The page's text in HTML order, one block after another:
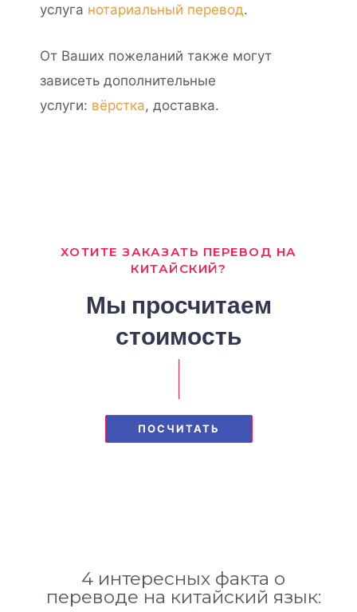
услуга нотариальный перевод.
От Ваших пожеланий также могут
зависеть дополнительные
услуги: вёрстка, доставка.
ХОТИТЕ ЗАКАЗАТЬ ПЕРЕВОД НА
КИТАЙСКИЙ?
Мы просчитаем
стоимость
ПОСЧИТАТЬ
4 интересных факта о
переводе на китайский язык: